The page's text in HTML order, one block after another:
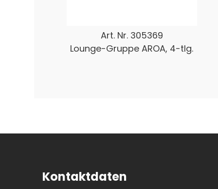
Art. Nr. 305369
Lounge-Gruppe AROA, 4-tlg.
Kontaktdaten